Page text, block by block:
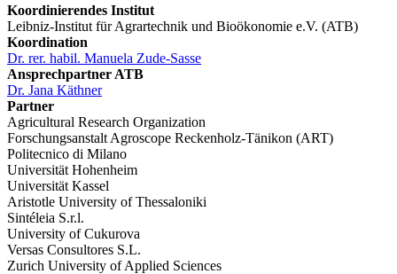
Koordinierendes Institut
Leibniz-Institut für Agrartechnik und Bioökonomie e.V. (ATB)
Koordination
Dr. rer. habil. Manuela Zude-Sasse
Ansprechpartner ATB
Dr. Jana Käthner
Partner
Agricultural Research Organization
Forschungsanstalt Agroscope Reckenholz-Tänikon (ART)
Politecnico di Milano
Universität Hohenheim
Universität Kassel
Aristotle University of Thessaloniki
Sintéleia S.r.l.
University of Cukurova
Versas Consultores S.L.
Zurich University of Applied Sciences